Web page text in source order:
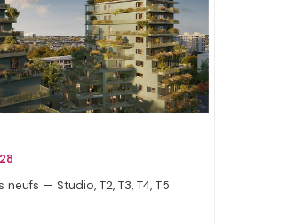
— Studio, T2, T3, T4, T5